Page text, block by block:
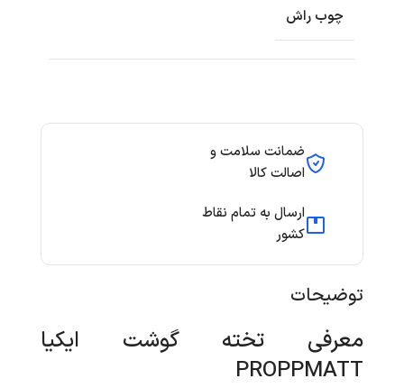
ضمانت سلامت و
اصالت کالا
ارسال به تمام نقاط
کشور
توضیحات
معرفی تخته گوشت ایکیا
PROPPMATT
چوب راش